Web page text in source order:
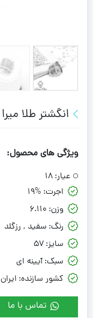
انگشتر طلا میرا
ویژگی های محصول:
عیار:18
اجرت: 19%
وزن: 6.110
رنگ: سفید , رزگلد
سایز:57
سبک:آیینه ای
کشور سازنده: ایران
تماس با ما